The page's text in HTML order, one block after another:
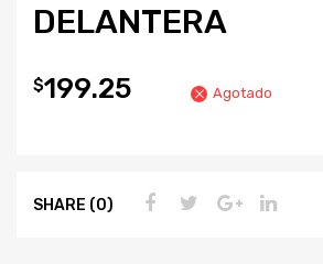
DELANTERA
$199.25 Agotado
SHARE (0)